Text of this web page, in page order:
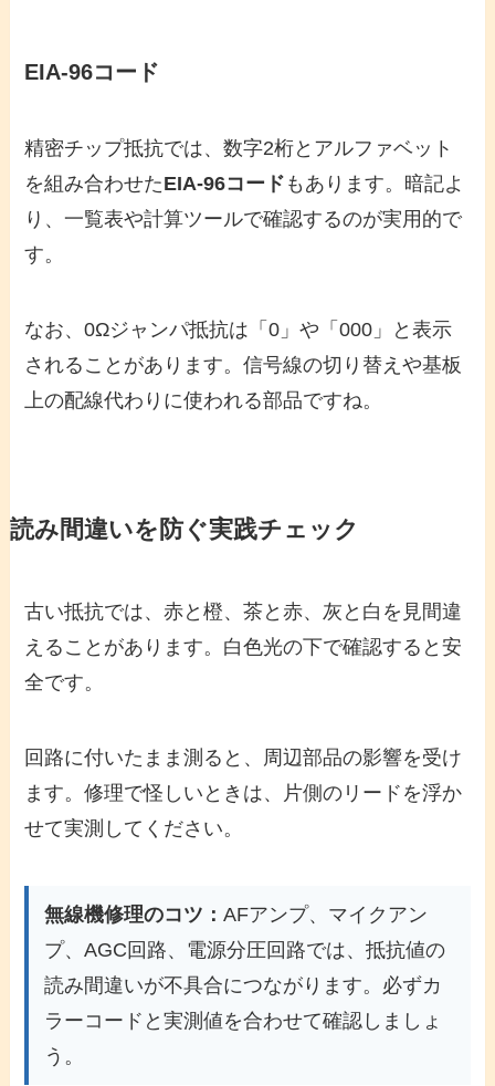
EIA-96コード
精密チップ抵抗では、数字2桁とアルファベット
を組み合わせたEIA-96コード もあります。暗記よ
り、一覧表や計算ツールで確認するのが実用的で
す。
なお、0Ωジャンパ抵抗は「0」や「000」と表示
されることがあります。信号線の切り替えや基板
上の配線代わりに使われる部品ですね。
読み間違いを防ぐ実践チェック
古い抵抗では、赤と橙、茶と赤、灰と白を見間違
えることがあります。白色光の下で確認すると安
全です。
回路に付いたまま測ると、周辺部品の影響を受け
ます。修理で怪しいときは、片側のリードを浮か
せて実測してください。
無線機修理のコツ：AFアンプ、マイクアン
プ、AGC回路、電源分圧回路では、抵抗値の
読み間違いが不具合につながります。必ずカ
ラーコードと実測値を合わせて確認しましょ
う。